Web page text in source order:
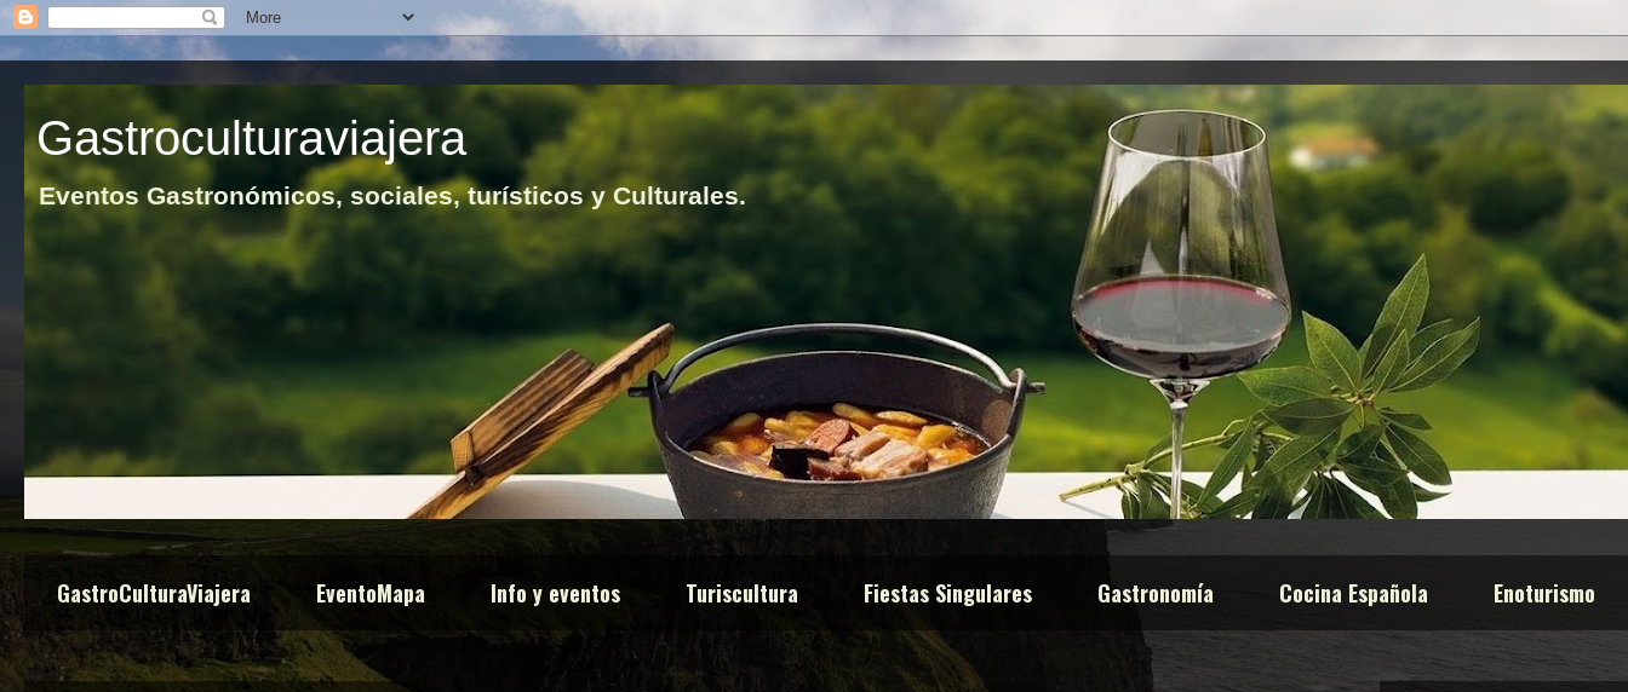
Gastroculturaviajera
Eventos Gastronómicos, sociales, turísticos y Culturales.
GastroCulturaViajera EventoMapa Info y eventos Turiscultura Fiestas Singulares Gastronomía Cocina Española Enoturismo